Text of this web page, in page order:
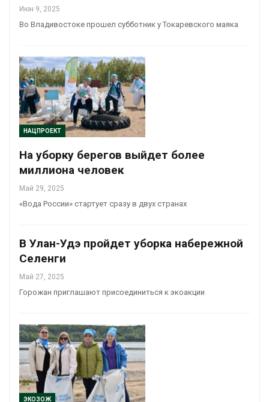
Июн 9, 2025
Во Владивостоке прошел субботник у Токаревского маяка
НАЦПРОЕКТ
На уборку берегов выйдет более
миллиона человек
Май 29, 2025
«Вода России» стартует сразу в двух странах
В Улан-Удэ пройдет уборка набережной
Селенги
Май 27, 2025
Горожан приглашают присоединиться к экоакции
ЭКОЗОЖ